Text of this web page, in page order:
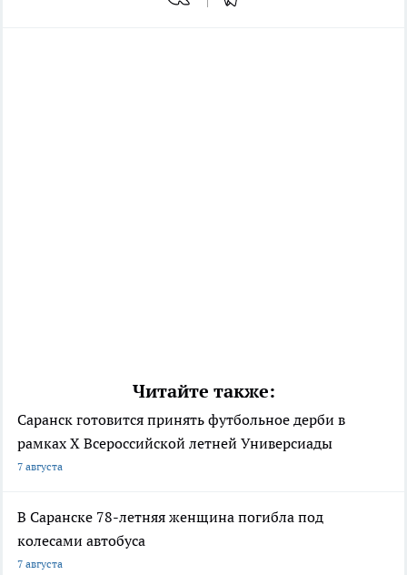
Читайте также:
Саранск готовится принять футбольное дерби в
рамках X Всероссийской летней Универсиады
7 августа
В Саранске 78-летняя женщина погибла под
колесами автобуса
7 августа